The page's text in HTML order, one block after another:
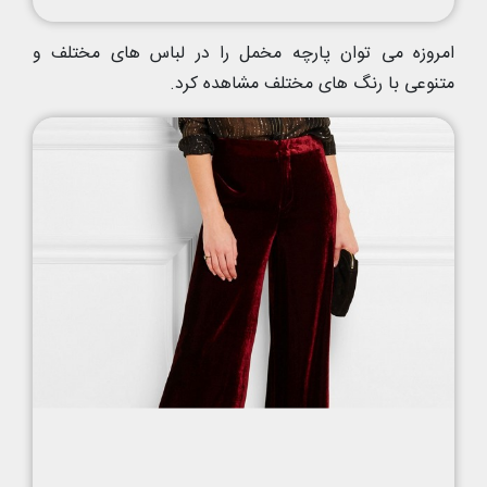
امروزه می توان پارچه مخمل را در لباس های مختلف و
متنوعی با رنگ های مختلف مشاهده کرد.